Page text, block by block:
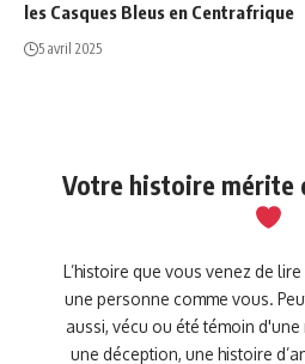
les Casques Bleus en Centrafrique
5 avril 2025
Votre histoire mérite
L’histoire que vous venez de
une personne comme vous.
aussi, vécu ou été témoin
une déception, une histoire